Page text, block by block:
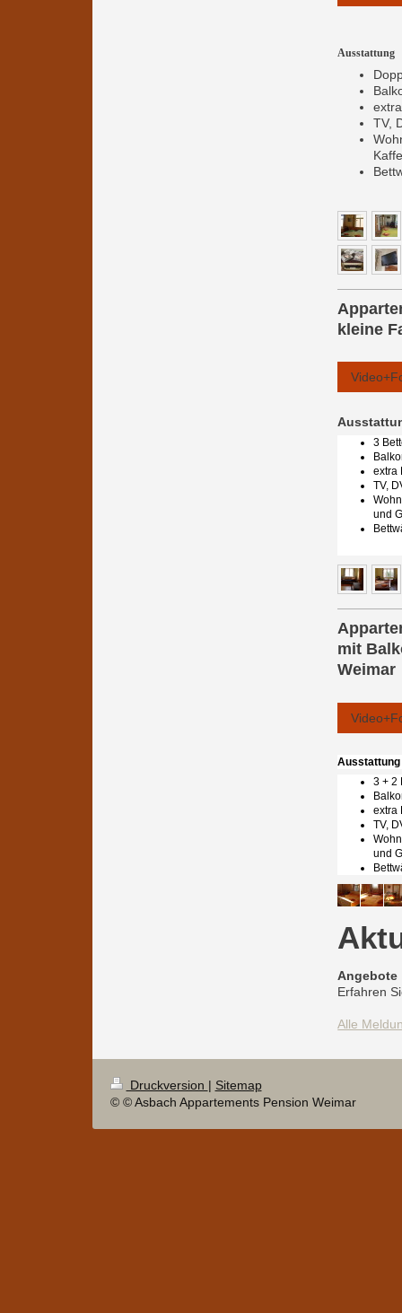
Ausstattung
TV,
kleine
3
extra
TV,
und
mit
Weimar
Ausstattung
3 + 2
extra
TV,
und
Angebote
Erfahren
Alle
Druckversion | Sitemap
© © Asbach Appartements Pension Weimar